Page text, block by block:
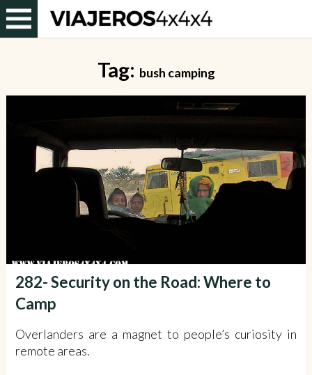
Tag: bush camping
282- Security on the Road: Where to
Camp
Overlanders are a magnet to people’s curiosity in
remote areas.